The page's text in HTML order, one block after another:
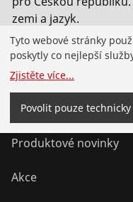
Ne. 53240
zemi a jazyk.
Změnit zemi
Produkty
Produktové novinky
Akce
Tyto webové stránky
poskytly co nejlepší
Zjistěte více...
Povolit pouze